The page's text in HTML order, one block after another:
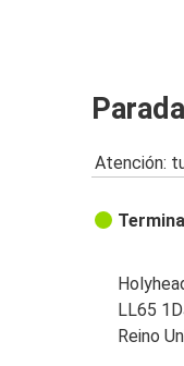
Atención:
LL65
Reino